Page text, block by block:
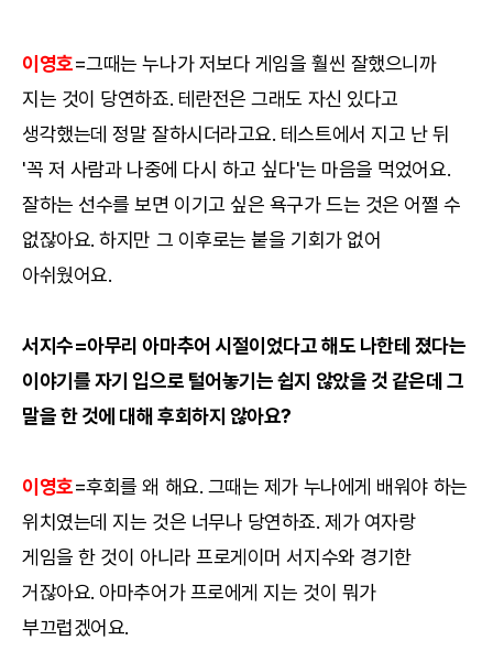
이영호=그때는 누나가 저보다 게임을 훨씬 잘했으니까
지는 것이 당연하죠. 테란전은 그래도 자신 있다고
생각했는데 정말 잘하시더라고요. 테스트에서 지고 난 뒤
'꼭 저 사람과 나중에 다시 하고 싶다'는 마음을 먹었어요.
잘하는 선수를 보면 이기고 싶은 욕구가 드는 것은 어쩔 수
없잖아요. 하지만 그 이후로는 붙을 기회가 없어
아쉬웠어요.
서지수=아무리 아마추어 시절이었다고 해도 나한테 졌다는
이야기를 자기 입으로 털어놓기는 쉽지 않았을 것 같은데 그
말을 한 것에 대해 후회하지 않아요?
이영호=후회를 왜 해요. 그때는 제가 누나에게 배워야 하는
위치였는데 지는 것은 너무나 당연하죠. 제가 여자랑
게임을 한 것이 아니라 프로게이머 서지수와 경기한
거잖아요. 아마추어가 프로에게 지는 것이 뭐가
부끄럽겠어요.